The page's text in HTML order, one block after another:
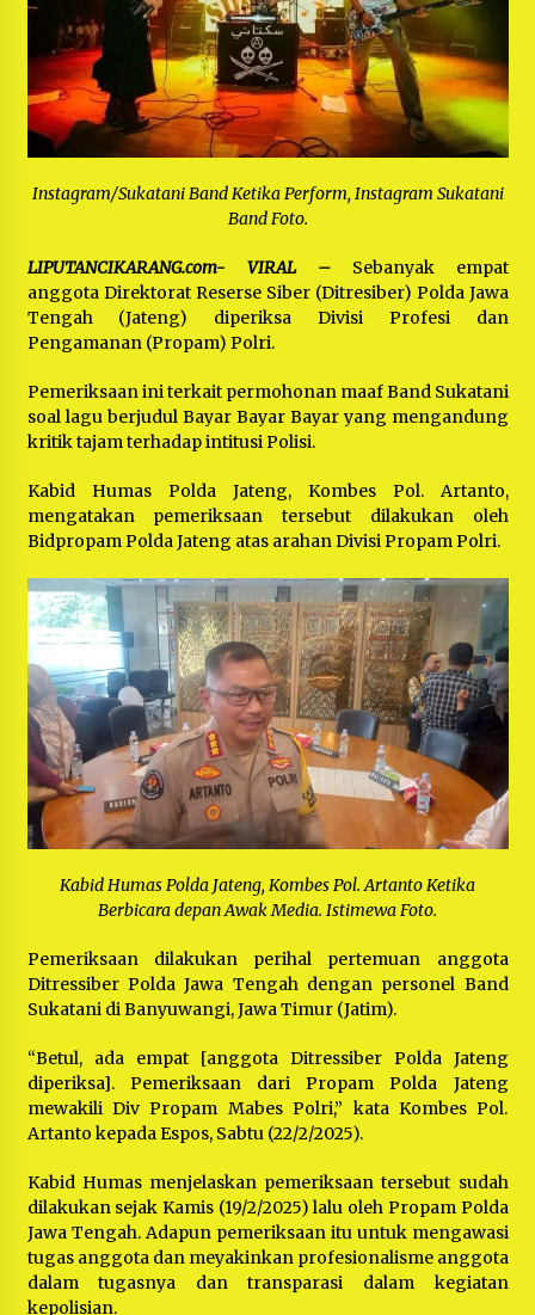
Support Camat Kedungwaringin Memberikan
Logistik Ke Posko Jurpala Kosmi
1 tahun ago
Ucapan Terimakasih Ketua Umum Jurpala
Indonesia dan KOSMI Indonesia Atas Respon
Cepat Polres Metro Bekasi dan Polsek Cikarang
Timur yang Tangkap Oknum Ormas Terkait
1 tahun ago
Kodim 0509 Kabupaten Bekasi Terima 20
Perahu Bantuan Dari Panglima TNI
1 tahun ago
Jelang Ramadhan, Kecamatan Cikarang Pusat
Gelar STQ ke-VII
Instagram/SukataniBand Ketika Perform, Instagram Sukatani
BandFoto.
LIPUTANCIKARANG.com- VIRAL – Sebanyak empat
anggota Direktorat Reserse Siber (Ditresiber) Polda Jawa
Tengah (Jateng) diperiksa Divisi Profesi dan
Pengamanan (Propam) Polri.
Pemeriksaan ini terkait permohonan maaf Band Sukatani
soal lagu berjudul Bayar Bayar Bayar yang mengandung
kritik tajam terhadap intitusi Polisi.
Kabid Humas Polda Jateng, Kombes Pol. Artanto,
mengatakan pemeriksaan tersebut dilakukan oleh
Bidpropam Polda Jateng atas arahan Divisi Propam Polri.
Kabid Humas Polda Jateng, Kombes Pol. Artanto Ketika
Berbicara depan Awak Media. Istimewa Foto.
Pemeriksaan dilakukan perihal pertemuan anggota
Ditressiber Polda Jawa Tengah dengan personel Band
Sukatani di Banyuwangi, Jawa Timur (Jatim).
“Betul, ada empat [anggota Ditressiber Polda Jateng
diperiksa]. Pemeriksaan dari Propam Polda Jateng
mewakili Div Propam Mabes Polri,” kata Kombes Pol.
Artanto kepada Espos, Sabtu (22/2/2025).
Kabid Humas menjelaskan pemeriksaan tersebut sudah
dilakukan sejak Kamis (19/2/2025) lalu oleh Propam Polda
Jawa Tengah. Adapun pemeriksaan itu untuk mengawasi
tugas anggota dan meyakinkan profesionalisme anggota
dalam tugasnya dan transparasi dalam kegiatan
kepolisian.